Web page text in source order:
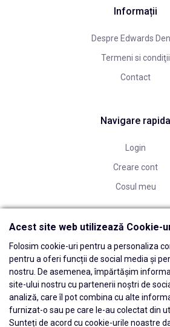
Informații
Despre Edwards
Termeni si condiţii
Contact
Navigare rapida
Login
Creare cont
Cosul meu
Acest site web utilizează Cookie-
Folosim cookie-uri pentru a personaliza
pentru a oferi funcții de social media și
nostru. De asemenea, împărtășim
site-ului nostru cu partenerii noștri de
analiză, care îl pot combina cu alte
furnizat-o sau pe care le-au colectat din
Sunteți de acord cu cookie-urile noastre